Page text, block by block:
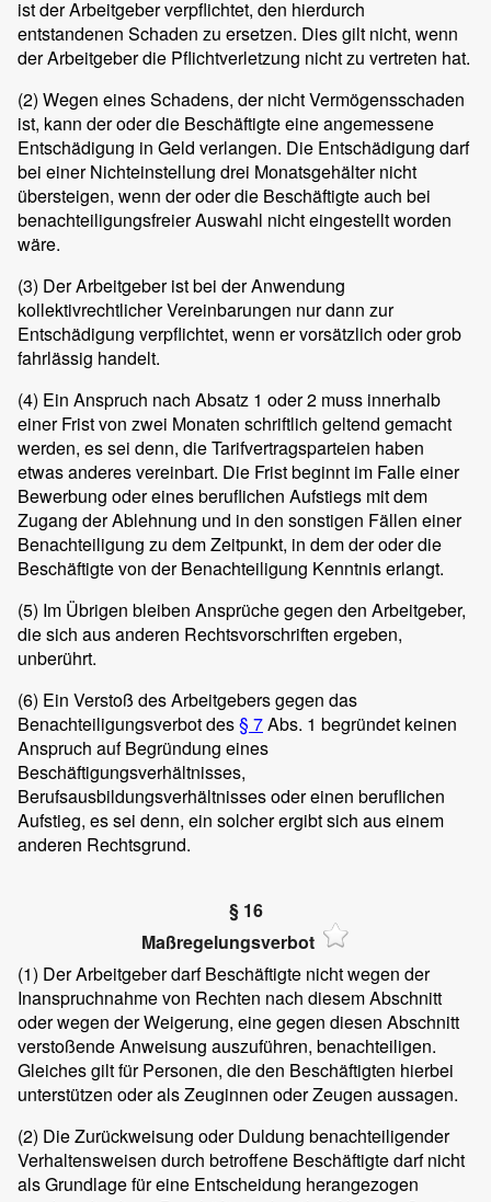
ist der Arbeitgeber verpflichtet, den hierdurch
entstandenen Schaden zu ersetzen. Dies gilt nicht, wenn
der Arbeitgeber die Pflichtverletzung nicht zu vertreten hat.
(2) Wegen eines Schadens, der nicht Vermögensschaden
ist, kann der oder die Beschäftigte eine angemessene
Entschädigung in Geld verlangen. Die Entschädigung darf
bei einer Nichteinstellung drei Monatsgehälter nicht
übersteigen, wenn der oder die Beschäftigte auch bei
benachteiligungsfreier Auswahl nicht eingestellt worden
wäre.
(3) Der Arbeitgeber ist bei der Anwendung
kollektivrechtlicher Vereinbarungen nur dann zur
Entschädigung verpflichtet, wenn er vorsätzlich oder grob
fahrlässig handelt.
(4) Ein Anspruch nach Absatz 1 oder 2 muss innerhalb
einer Frist von zwei Monaten schriftlich geltend gemacht
werden, es sei denn, die Tarifvertragsparteien haben
etwas anderes vereinbart. Die Frist beginnt im Falle einer
Bewerbung oder eines beruflichen Aufstiegs mit dem
Zugang der Ablehnung und in den sonstigen Fällen einer
Benachteiligung zu dem Zeitpunkt, in dem der oder die
Beschäftigte von der Benachteiligung Kenntnis erlangt.
(5) Im Übrigen bleiben Ansprüche gegen den Arbeitgeber,
die sich aus anderen Rechtsvorschriften ergeben,
unberührt.
(6) Ein Verstoß des Arbeitgebers gegen das
Benachteiligungsverbot des§ 7Abs. 1 begründet keinen
Anspruch auf Begründung eines
Beschäftigungsverhältnisses,
Berufsausbildungsverhältnisses oder einen beruflichen
Aufstieg, es sei denn, ein solcher ergibt sich aus einem
anderen Rechtsgrund.
§ 16
Maßregelungsverbot
(1) Der Arbeitgeber darf Beschäftigte nicht wegen der
Inanspruchnahme von Rechten nach diesem Abschnitt
oder wegen der Weigerung, eine gegen diesen Abschnitt
verstoßende Anweisung auszuführen, benachteiligen.
Gleiches gilt für Personen, die den Beschäftigten hierbei
unterstützen oder als Zeuginnen oder Zeugen aussagen.
(2) Die Zurückweisung oder Duldung benachteiligender
Verhaltensweisen durch betroffene Beschäftigte darf nicht
als Grundlage für eine Entscheidung herangezogen